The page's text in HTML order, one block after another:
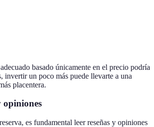
basado únicamente en el precio podría
invertir un poco más puede llevarte a una
placentera.
opiniones
es fundamental leer reseñas y opiniones